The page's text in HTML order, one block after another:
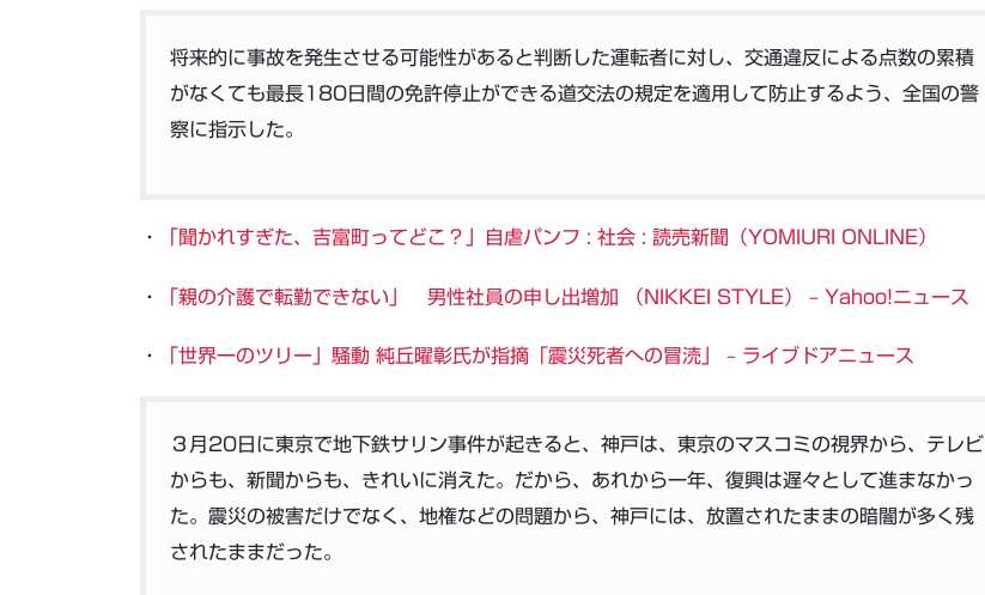
将来的に事故を発生させる可能性があると判断した運転者に対し、交通違反による点数の累積
がなくても最長180日間の免許停止ができる道交法の規定を適用して防止するよう、全国の警
察に指示した。
・ 「聞かれすぎた、吉富町ってどこ？」自虐パンフ : 社会 : 読売新聞（YOMIURI ONLINE）
・ 「親の介護で転勤できない」 男性社員の申し出増加 （NIKKEI STYLE） – Yahoo!ニュース
・ 「世界一のツリー」騒動 純丘曜彰氏が指摘「震災死者への冒涜」 – ライブドアニュース
３月20日に東京で地下鉄サリン事件が起きると、神戸は、東京のマスコミの視界から、テレビ
からも、新聞からも、きれいに消えた。だから、あれから一年、復興は遅々として進まなかっ
た。震災の被害だけでなく、地権などの問題から、神戸には、放置されたままの暗闇が多く残
されたままだった。